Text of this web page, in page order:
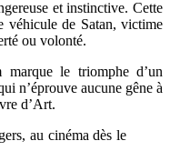
et instinctive. Cette
véhicule de Satan, victime
ou volonté.
le triomphe d’un
n’éprouve aucune gêne à
d’Art.
au cinéma dès le